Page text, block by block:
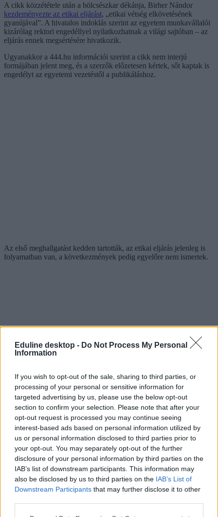
Eduline desktop - Do Not Process My Personal
Information
If you wish to opt-out of the sale, sharing to third parties, or
processing of your personal or sensitive information for
targeted advertising by us, please use the below opt-out
section to confirm your selection. Please note that after your
opt-out request is processed you may continue seeing
interest-based ads based on personal information utilized by
us or personal information disclosed to third parties prior to
your opt-out. You may separately opt-out of the further
disclosure of your personal information by third parties on the
IAB’s list of downstream participants. This information may
also be disclosed by us to third parties on the IAB’s List of
Downstream Participants that may further disclose it to other
A cikk közzététele után a bölcsészkar dékánja, Birher Nándor
kezdeményezte az etikai eljárást, „etikai vétség elkövetésének
gyanújával”. A hivatalos indoklás szerint az egyetem munkavállalói
kizárólag rektori engedéllyel nyilatkozhatnak a világi sajtóban – az
eljárás ennek megsértésére hivatkozik.
Ugyanakkor a 444.hu információi szerint a cikk nem interjú
formájában jelent meg, és a szerzők előzetesen kértek, sőt kaptak is
engedélyt az egyetemi vezetéstől a publikáláshoz.
Az első meghallgatást kedden tartották, az etikai eljárás jelenleg is
folyamatban van, a következmények pedig egyelőre nem ismertek.
oktató
pride